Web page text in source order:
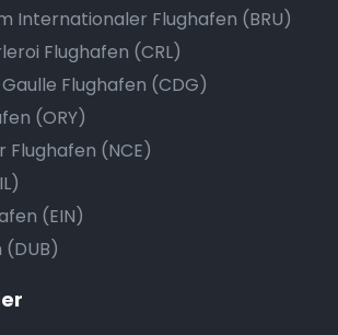
Internationaler Flughafen (BRU)
Flughafen (CRL)
Flughafen (CDG)
(ORY)
Flughafen (NCE)
(EIN)
(DUB)